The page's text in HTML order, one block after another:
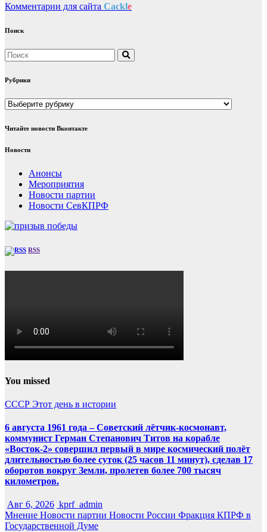
Комментарии для сайта Cackle
Поиск
Рубрики
Рубрики
Читайте новости Вконтакте
Новости
Анонсы
Мероприятия
Новости партии
Новости СевКПРФ
RSS
You missed
СССР Этот день в истории
6 августа 1961 года – Советский лётчик-космонавт,
коммунист Герман Степанович Титов на корабле
«Восток-2» совершил первый в мире космический полёт
длительностью более суток (25 часов 11 минут), сделав 17
оборотов вокруг Земли, пролетев более 700 тысяч
километров.
Авг 6, 2026 kprf_admin
Мнение Новости партии Новости России Фракция КПРФ в
Государственной Думе